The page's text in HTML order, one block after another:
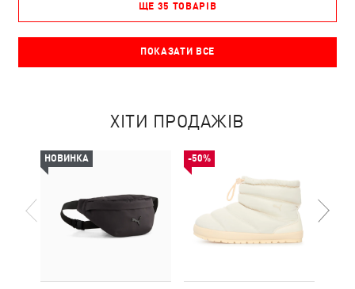
ЩЕ 35 ТОВАРІВ
ПОКАЗАТИ ВСЕ
ХІТИ ПРОДАЖІВ
НОВИНКА -50%